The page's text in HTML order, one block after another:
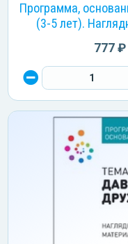
Программа,
(3-5 лет).
777 ₽